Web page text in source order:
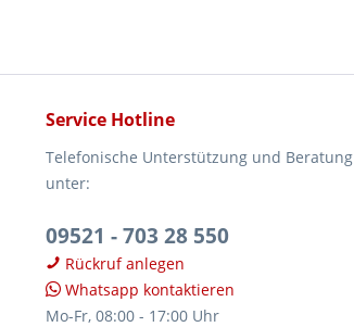
Service Hotline
Telefonische Unterstützung und Beratung
unter:
09521 - 703 28 550
Rückruf anlegen
Whatsapp kontaktieren
Mo-Fr, 08:00 - 17:00 Uhr